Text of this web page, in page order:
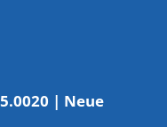
| Neue